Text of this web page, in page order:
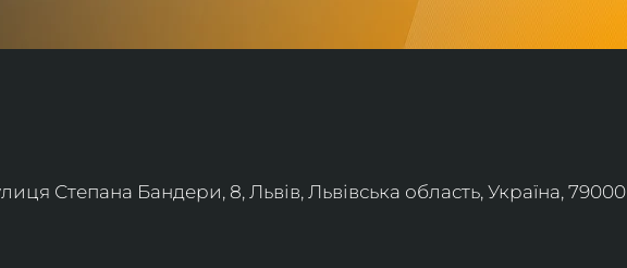
Степана Бандери, 8, Львів, Львівська область, Україна, 79000